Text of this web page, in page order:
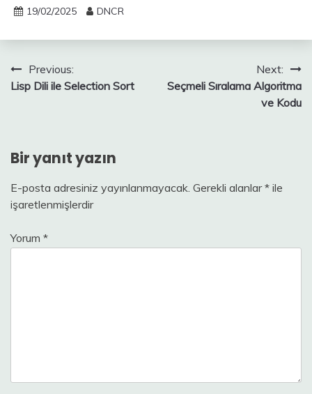
19/02/2025 DNCR
Yazı
gezinmesi
Previous:
Lisp Dili ile Selection Sort
Next:
Seçmeli Sıralama Algoritma
ve Kodu
Bir yanıt yazın
E-posta adresiniz yayınlanmayacak. Gerekli alanlar* ile
işaretlenmişlerdir
Yorum *